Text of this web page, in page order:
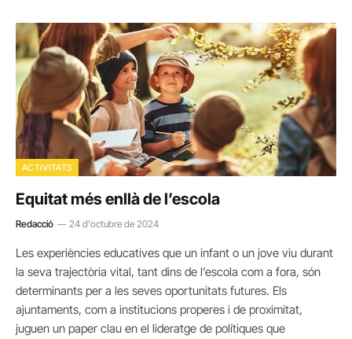
ACTIVITATS
Equitat més enllà de l’escola
Redacció 24 d'octubre de 2024
Les experiències educatives que un infant o un jove viu durant
la seva trajectòria vital, tant dins de l’escola com a fora, són
determinants per a les seves oportunitats futures. Els
ajuntaments, com a institucions properes i de proximitat,
juguen un paper clau en el lideratge de polítiques que